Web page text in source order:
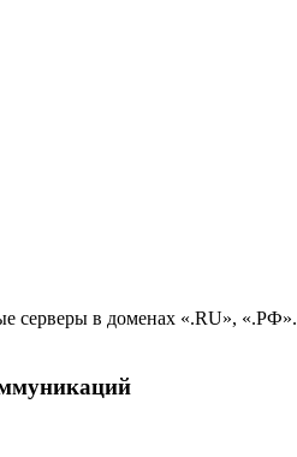
серверы в доменах «.RU», «.РФ».